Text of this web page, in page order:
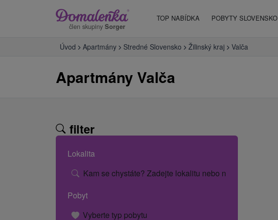
člen skupiny Sorger
TOP NABÍDKA POBYTY SLOVENSKO
Úvod Apartmány Stredné Slovensko Žilinský kraj Valča
Apartmány Valča
filter
Lokalita
Kam se chystáte? Zadejte lokalitu nebo název hotelu.
Pobyt
Vyberte typ pobytu